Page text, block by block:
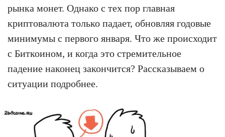
рынка монет. Однако с тех пор главная
криптовалюта только падает, обновляя годовые
минимумы с первого января. Что же происходит
с Биткоином, и когда это стремительное
падение наконец закончится? Рассказываем о
ситуации подробнее.